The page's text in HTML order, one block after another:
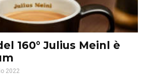
160° Julius Meinl è
2022